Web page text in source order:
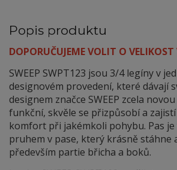
Popis produktu
DOPORUČUJEME VOLIT O VELIKOST
SWEEP SWPT123 jsou 3/4 legíny v
designovém provedení, které dávají
designem značce SWEEP zcela
funkční, skvěle se přizpůsobí a
komfort při jakémkoli pohybu. Pas je
pruhem v pase, který krásně stáhne
především partie břicha a boků.